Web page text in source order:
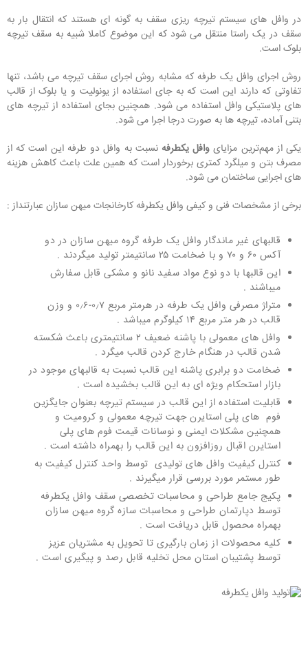
در وافل های سیستم تیرچه ریزی سقف به گونه ای هستند که انتقال بار به
سقف در یک راستا منتقل می شود که این موضوع کاملا شبیه به سقف تیرچه
بلوک است.
روش اجرای وافل یک طرفه که مشابه روش اجرای سقف تیرچه می باشد، تنها
تفاوتی که دارند این است که به جای استفاده از یونولیت و یا بلوک از قالب
های پلاستیکی وافل استفاده می شود. همچنین بجای استفاده از تیرچه های
بتنی آماده، تیرچه ها به صورت درجا اجرا می شود.
یکی از مهم‌ترین مزایای وافل یکطرفه نسبت به وافل دو طرفه این است که از
مصرف بتن و میلگرد کمتری برخوردار است که همین علت باعث کاهش هزینه
های اجرایی ساختمان می شود.
برخی از مشخصات فنی و کیفی وافل یکطرفه کارخانجات میهن سازان عبارتنداز :
قالبهای غیر ماندگار وافل یک طرفه گروه میهن سازان در دو
آکس ۶۰ و ۷۰ و با ضخامت ۲۵ سانتیمتر تولید میگردند .
این قالبها با دو نوع مواد سفید نانو و مشکی قابل سفارش
میباشند .
متراژ مصرفی وافل یک طرفه در هرمتر مربع ۰٫۷-۰٫۶ و وزن
قالب در هر متر مربع ۱۴ کیلوگرم میباشد .
وافل های معمولی با پاشنه ضعیف ۲ سانتیمتری باعث شکسته
شدن قالب در هنگام خارج کردن قالب میگرد .
ضخامت دو برابری پاشنه این قالب نسبت به قالبهای موجود در
بازار استحکام ویژه ای به این قالب بخشیده است .
قابلیت استفاده از این قالب در سیستم تیرچه بعنوان جایگزین
فوم های پلی استایرن جهت تیرچه معمولی و کرومیت و
همچنین مشکلات ایمنی و نوسانات قیمت فوم های پلی
استایرن اقبال روزافزون به این قالب را بهمراه داشته است .
کنترل کیفیت وافل های تولیدی توسط واحد کنترل کیفیت به
طور مستمر مورد بررسی قرار میگیرند .
پکیج جامع طراحی و محاسبات تخصصی سقف وافل یکطرفه
توسط دپارتمان طراحی و محاسبات سازه گروه میهن سازان
بهمراه محصول قابل دریافت است .
کلیه محصولات از زمان بارگیری تا تحویل به مشتریان عزیز
توسط پشتیبان استان محل تخلیه قابل رصد و پیگیری است .